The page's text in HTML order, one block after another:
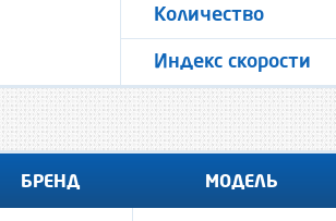
Количество
Индекс скорости
БРЕНД МОДЕЛЬ